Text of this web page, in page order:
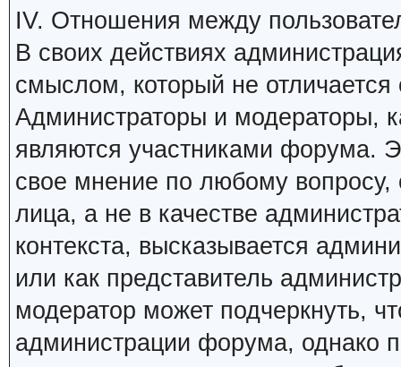
IV. Отношения между
В своих действиях
смыслом, который не отличается
Администраторы и модераторы,
являются участниками форума.
свое мнение по любому
лица, а не в качестве
контекста, высказывается
или как представитель
модератор может подчеркнуть,
администрации форума, однако